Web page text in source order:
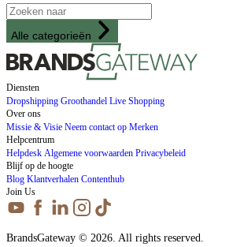
Alle categorieën
Diensten
Dropshipping Groothandel Live Shopping
Over ons
Missie & Visie Neem contact op Merken
Helpcentrum
Helpdesk Algemene voorwaarden Privacybeleid
Blijf op de hoogte
Blog Klantverhalen Contenthub
Join Us
BrandsGateway © 2026. All rights reserved.